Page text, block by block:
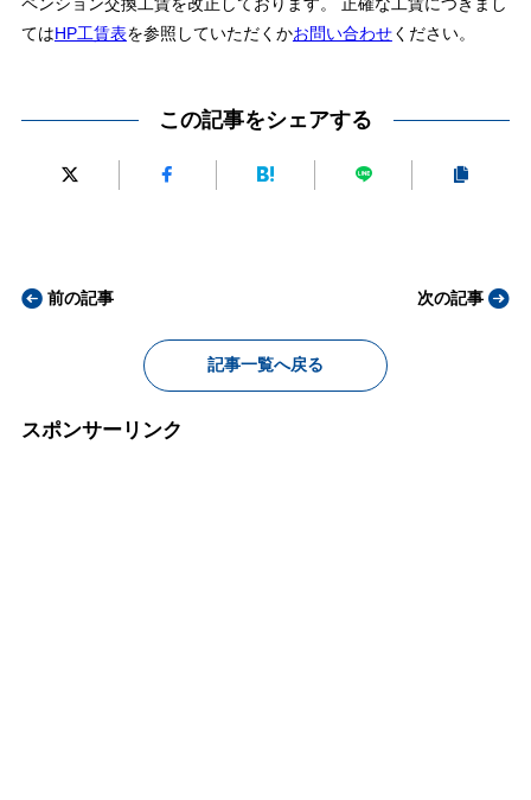
てはHP工賃表を参照していただくかお問い合わせください。
この記事をシェアする
前の記事
記事一覧へ戻る
次の記事
スポンサーリンク